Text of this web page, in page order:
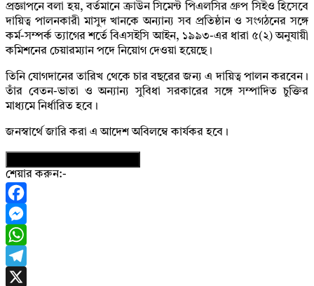
প্রজ্ঞাপনে বলা হয়, বর্তমানে ক্রাউন সিমেন্ট পিএলসির গ্রুপ সিইও হিসেবে
দায়িত্ব পালনকারী মাসুদ খানকে অন্যান্য সব প্রতিষ্ঠান ও সংগঠনের সঙ্গে
কর্ম-সম্পর্ক ত্যাগের শর্তে বিএসইসি আইন, ১৯৯৩-এর ধারা ৫(২) অনুযায়ী
কমিশনের চেয়ারম্যান পদে নিয়োগ দেওয়া হয়েছে।
তিনি যোগদানের তারিখ থেকে চার বছরের জন্য এ দায়িত্ব পালন করবেন।
তাঁর বেতন-ভাতা ও অন্যান্য সুবিধা সরকারের সঙ্গে সম্পাদিত চুক্তির
মাধ্যমে নির্ধারিত হবে।
জনস্বার্থে জারি করা এ আদেশ অবিলম্বে কার্যকর হবে।
শেয়ার করুন:-
Facebook
Messenger
WhatsApp
Telegram